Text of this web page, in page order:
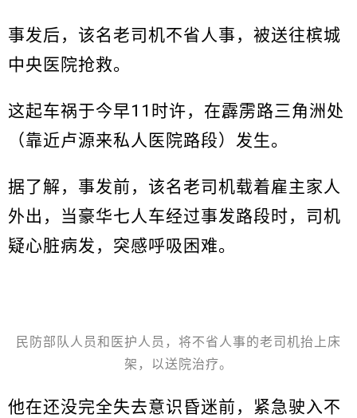
事发后，该名老司机不省人事，被送往槟城
中央医院抢救。
这起车祸于今早11时许，在霹雳路三角洲处
（靠近卢源来私人医院路段）发生。
据了解，事发前，该名老司机载着雇主家人
外出，当豪华七人车经过事发路段时，司机
疑心脏病发，突感呼吸困难。
民防部队人员和医护人员，将不省人事的老司机抬上床
架，以送院治疗。
他在还没完全失去意识昏迷前，紧急驶入不